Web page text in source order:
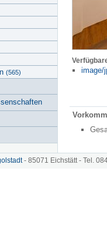
(565) image/
- 85071 Eichstätt - Tel.